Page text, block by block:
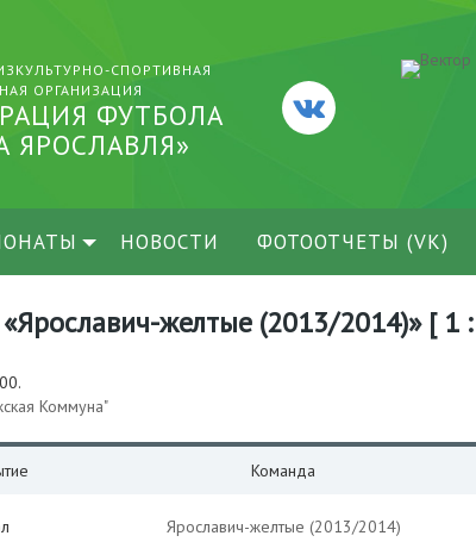
СПОРТИВНАЯ
ОРГАНИЗАЦИЯ
ФУТБОЛА
ЯРОСЛАВЛЯ»
НОВОСТИ ФОТООТЧЕТЫ (VK)
желтые (2013/2014)» [
Коммуна"
Команда
Ярославич-желтые (2013/2014)